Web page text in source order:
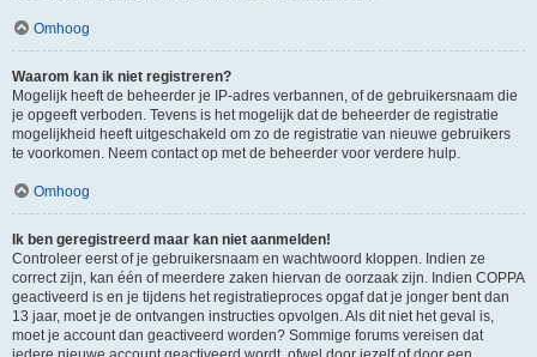
Omhoog
Waarom kan ik niet registreren?
Mogelijk heeft de beheerder je IP-adres verbannen, of de gebruikersnaam die
je opgeeft verboden. Tevens is het mogelijk dat de beheerder de registratie
mogelijkheid heeft uitgeschakeld om zo de registratie van nieuwe gebruikers
te voorkomen. Neem contact op met de beheerder voor verdere hulp.
Omhoog
Ik ben geregistreerd maar kan niet aanmelden!
Controleer eerst of je gebruikersnaam en wachtwoord kloppen. Indien ze
correct zijn, kan één of meerdere zaken hiervan de oorzaak zijn. Indien COPPA
geactiveerd is en je tijdens het registratieproces opgaf dat je jonger bent dan
13 jaar, moet je de ontvangen instructies opvolgen. Als dit niet het geval is,
moet je account dan geactiveerd worden? Sommige forums vereisen dat